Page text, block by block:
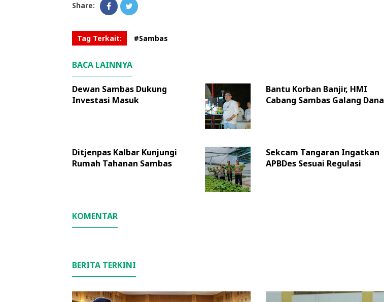
Share:
Tag Terkait: #Sambas
BACA LAINNYA
Dewan Sambas Dukung
Investasi Masuk
Bantu Korban Banjir, HMI
Cabang Sambas Galang Dana
Ditjenpas Kalbar Kunjungi
Rumah Tahanan Sambas
Sekcam Tangaran Ingatkan
APBDes Sesuai Regulasi
KOMENTAR
BERITA TERKINI